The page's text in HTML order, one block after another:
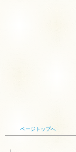
ページトップへ